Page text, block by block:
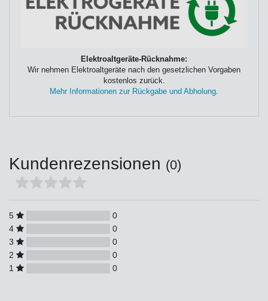
Elektroaltgeräte-Rücknahme:
Wir nehmen Elektroaltgeräte nach den gesetzlichen Vorgaben
kostenlos zurück.
Mehr Informationen zur Rückgabe und Abholung.
Kundenrezensionen (0)
5
0
4
0
3
0
2
0
1
0